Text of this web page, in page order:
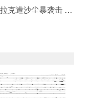
科威特、沙特和伊拉克遭沙尘暴袭击 机场、机关等关闭